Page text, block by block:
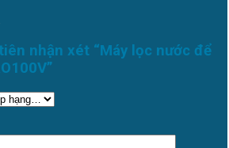
nhận xét “Máy lọc nước để